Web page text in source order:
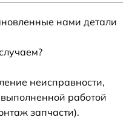
нами детали
неисправности,
работой
запчасти).